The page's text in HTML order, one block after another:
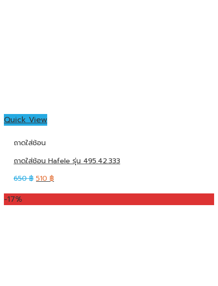
Quick View
ถาดใส่ช้อน
ถาดใส่ช้อน Hafele รุ่น 495.42.333
650฿ 510 ฿
-17%